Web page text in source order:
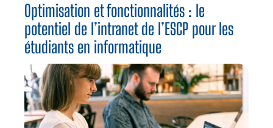
Optimisation et fonctionnalités : le
potentiel de l’intranet de l’ESCP pour les
étudiants en informatique